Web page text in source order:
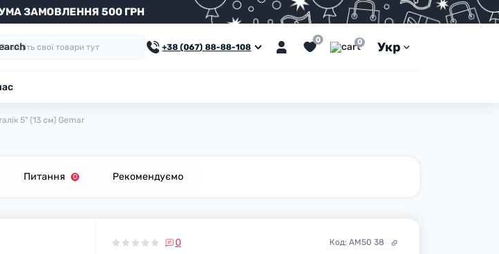
ЗАМОВЛЕННЯ 500 ГРН
+38 (067) 88-88-108
0 0 Укр
5" (13 см) Gemar
Питання 0 Рекомендуємо
0 Код: AM50 38